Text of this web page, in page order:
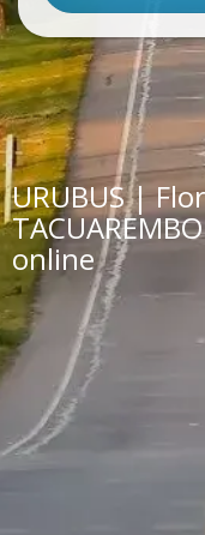
URUBUS |
online